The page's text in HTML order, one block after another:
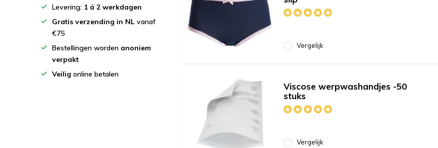
Vergelijk
Viscose werpwashandjes -50
stuks
Vergelijk
Levering: 1 á 2 werkdagen
Gratis verzending in NL vanaf
€75
Bestellingen worden anoniem
verpakt
Veilig online betalen